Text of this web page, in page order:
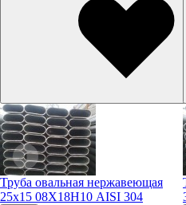
Труба овальная нержавеющая
25х15 08Х18Н10 AISI 304